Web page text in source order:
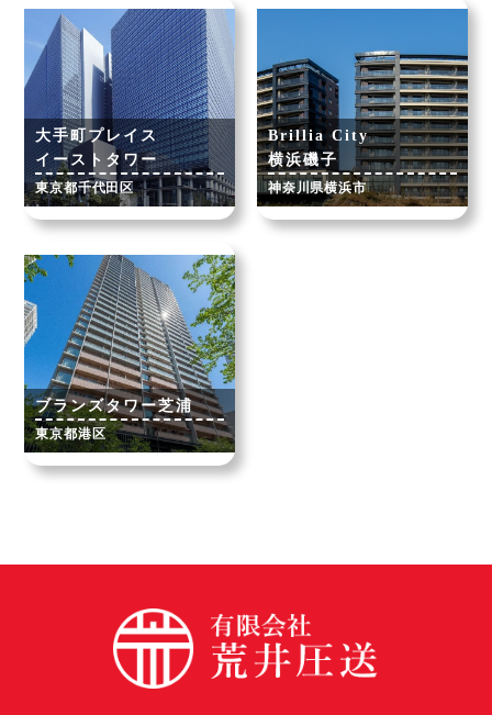
大手町プレイス
イーストタワー
東京都千代田区
Brillia City
横浜磯子
神奈川県横浜市
ブランズタワー芝浦
東京都港区